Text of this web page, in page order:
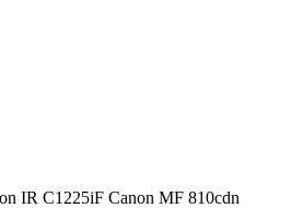
IR C1225iF Canon MF 810cdn